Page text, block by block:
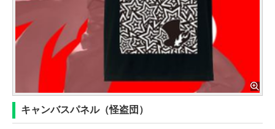
キャンバスパネル（怪盗団）